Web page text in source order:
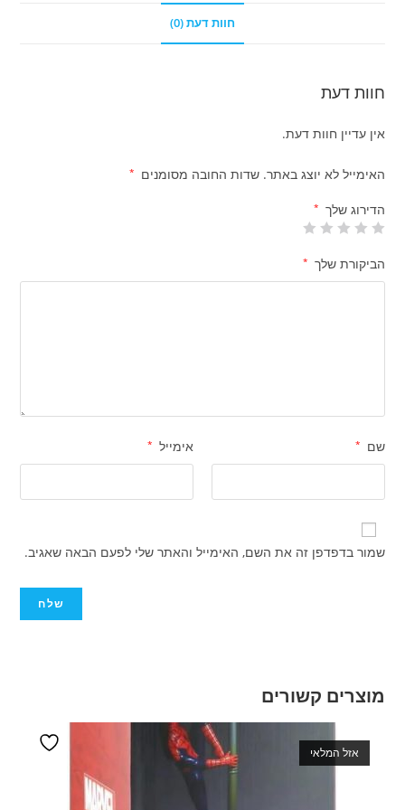
חוות דעת (0)
חוות דעת
אין עדיין חוות דעת.
האימייל לא יוצג באתר. שדות החובה מסומנים *
הדירוג שלך *
הביקורת שלך *
שם * אימייל *
שמור בדפדפן זה את השם, האימייל והאתר שלי לפעם הבאה שאגיב.
מוצרים קשורים
אזל המלאי